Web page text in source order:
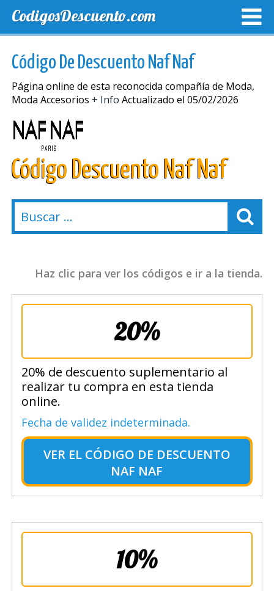
CodigosDescuento.com
Código De Descuento Naf Naf
Página online de esta reconocida compañía de Moda,
Moda Accesorios + Info Actualizado el 05/02/2026
Código Descuento Naf Naf
Haz clic para ver los códigos e ir a la tienda.
20%
20% de descuento suplementario al
realizar tu compra en esta tienda
online.
Fecha de validez indeterminada.
VER EL CÓDIGO DE DESCUENTO
NAF NAF
10%